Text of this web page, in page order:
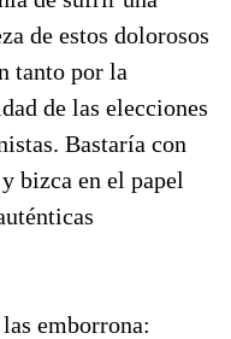
de estos dolorosos
tanto por la
de las elecciones
Bastaría con
bizca en el papel
emborrona: